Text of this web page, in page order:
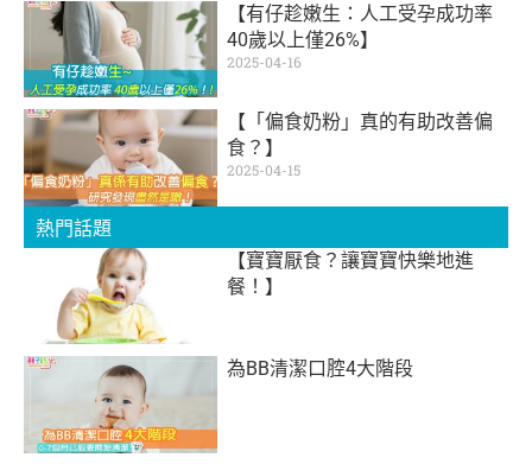
【有仔趁嫩生：人工受孕成功率
40歲以上僅26%】
2025-04-16
【「偏食奶粉」真的有助改善偏
食？】
2025-04-15
熱門話題
【寶寶厭食？讓寶寶快樂地進
餐！】
為BB清潔口腔4大階段